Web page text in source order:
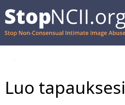
Resurssit ja tuki
Luo tapauksesi